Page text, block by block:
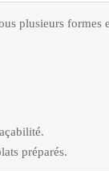
plusieurs formes
préparés.